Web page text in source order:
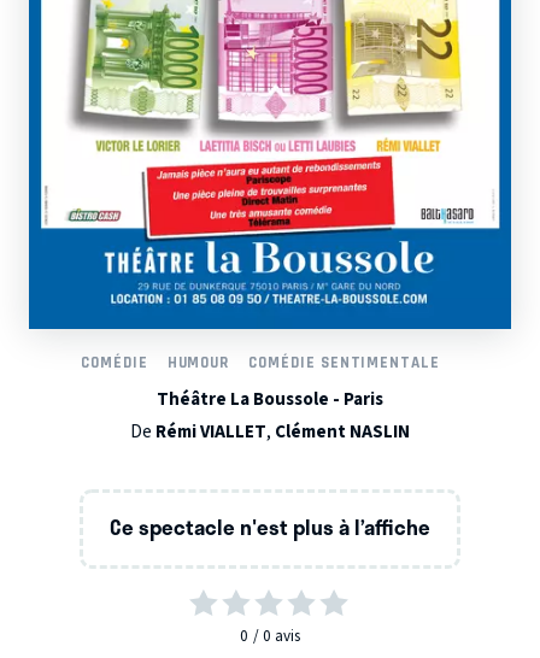
COMÉDIE HUMOUR COMÉDIE SENTIMENTALE
Théâtre La Boussole - Paris
De Rémi VIALLET, Clément NASLIN
Ce spectacle n'est plus à l’affiche
0 0 avis